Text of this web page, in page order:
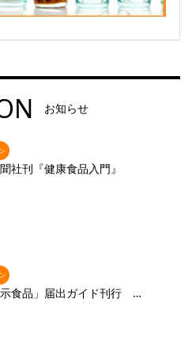
お知らせ
社刊『健康食品入門』
示食品」届出ガイド刊行 …